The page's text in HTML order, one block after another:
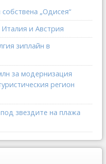
„Одисея“
и Австрия
зиплайн в
за модернизация
регион
звездите на плажа